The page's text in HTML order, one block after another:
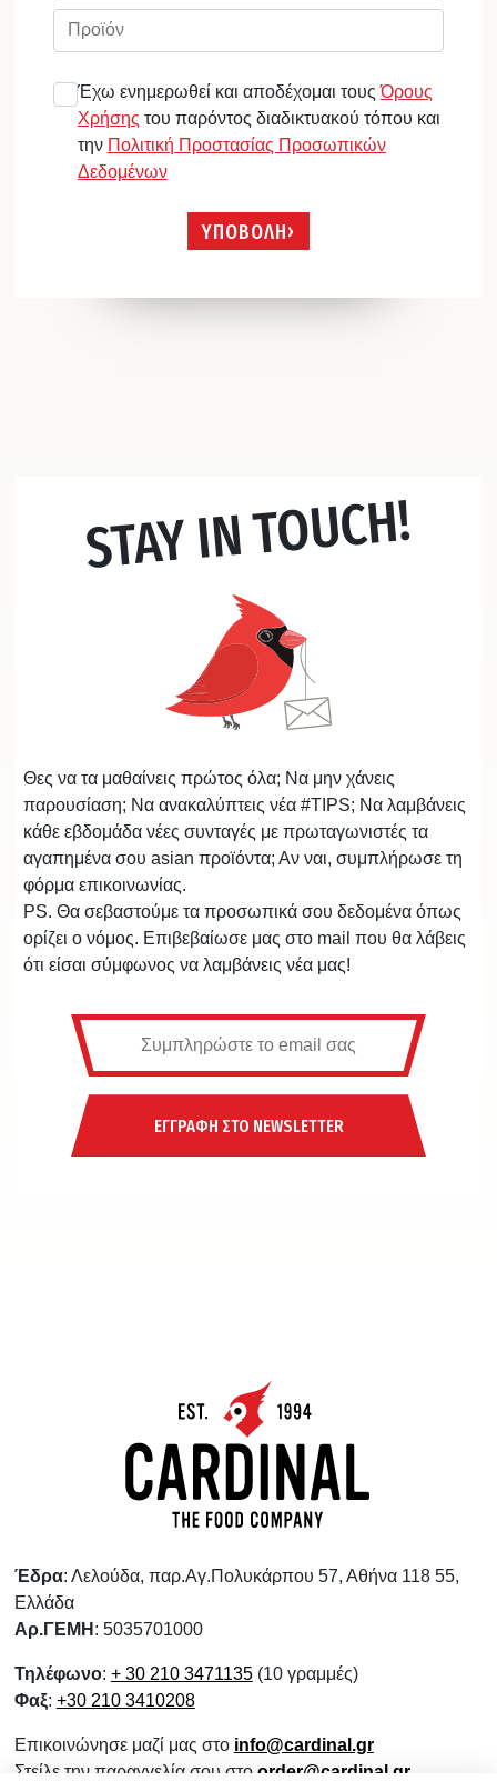
Έχω ενημερωθεί και αποδέχομαι τουςΌρους
Χρήσης του παρόντος διαδικτυακού τόπου και
την Πολιτική Προστασίας Προσωπικών
Δεδομένων
ΥΠΟΒΟΛΗ
STAY IN TOUCH!
Θες να τα μαθαίνεις πρώτος όλα; Να μην χάνεις
παρουσίαση; Να ανακαλύπτεις νέα #TIPS; Να λαμβάνεις
κάθε εβδομάδα νέες συνταγές με πρωταγωνιστές τα
αγαπημένα σου asian προϊόντα; Αν ναι, συμπλήρωσε τη
φόρμα επικοινωνίας.
PS. Θα σεβαστούμε τα προσωπικά σου δεδομένα όπως
ορίζει ο νόμος. Επιβεβαίωσε μας στο mail που θα λάβεις
ότι είσαι σύμφωνος να λαμβάνεις νέα μας!
ΕΓΓΡΑΦΗ ΣΤΟ NEWSLETTER
Έδρα: Λελούδα, παρ.Αγ.Πολυκάρπου 57, Αθήνα 118 55,
Ελλάδα
Αρ.ΓΕΜΗ : 5035701000
Τηλέφωνο: + 30 210 3471135(10 γραμμές)
Φαξ: +30 210 3410208
Επικοινώνησε μαζί μας στο info@cardinal.gr
Στείλε την παραγγελία σου στο order@cardinal.gr